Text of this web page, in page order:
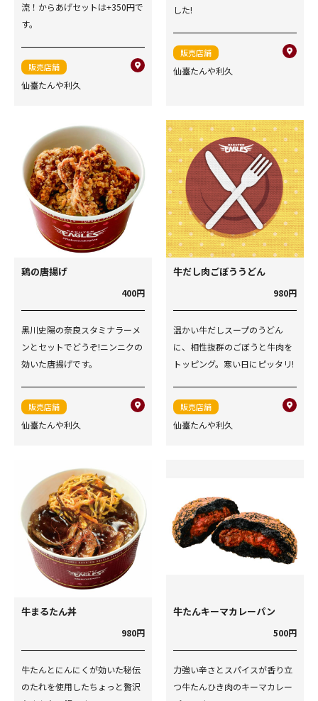
流！からあげセットは+350円で
す。
販売店舗
仙臺たんや利久
した!
販売店舗
仙臺たんや利久
鶏の唐揚げ
400円
黒川史陽の奈良スタミナラーメ
ンとセットでどうぞ!ニンニクの
効いた唐揚げです。
販売店舗
仙臺たんや利久
牛だし肉ごぼううどん
980円
温かい牛だしスープのうどん
に、相性抜群のごぼうと牛肉を
トッピング。寒い日にピッタリ!
販売店舗
仙臺たんや利久
牛まるたん丼
980円
牛たんとにんにくが効いた秘伝
のたれを使用したちょっと贅沢
牛たんキーマカレーパン
500円
力強い辛さとスパイスが香り立
つ牛たんひき肉のキーマカレー